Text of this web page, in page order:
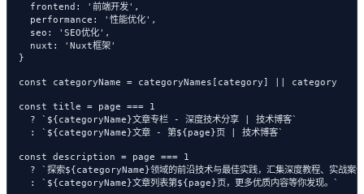
    frontend: '前端开发',
    performance: '性能优化',
    seo: 'SEO优化',
    nuxt: 'Nuxt框架'
  }
  const categoryName = categoryNames[category] || category
  const title = page === 1
    ? `${categoryName}文章专栏 - 深度技术分享 | 技术博客`
    : `${categoryName}文章 - 第${page}页 | 技术博客`
  const description = page === 1
? `探索${categoryName}领域的前沿技术与最佳实践，汇集深度教程、实战案例
    : `${categoryName}文章列表第${page}页，更多优质内容等你发现。`